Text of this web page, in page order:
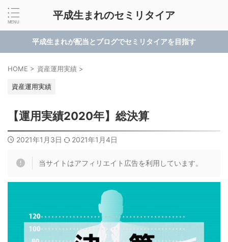
平成生まれのセミリタイア
平成生まれが配当とブログでセミリタイアを目指す
HOME > 資産運用実績 >
資産運用実績
【運用実績2020年】総決算
2021年1月3日 2021年1月4日
当サイトはアフィリエイト広告を利用しています。